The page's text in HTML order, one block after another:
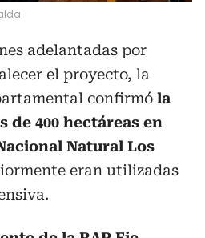
adelantadas por
el proyecto, la
confirmó la
de 400 hectáreas en
Natural Los
eran utilizadas